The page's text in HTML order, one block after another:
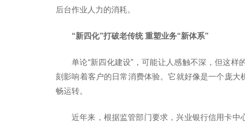
后台作业人力的消耗。
“新四化”打破老传统 重塑业务“新体系”
单论“新四化建设”，可能让人感触不深，但这
刻影响着客户的日常消费体验。它就好像是一个庞
畅运转。
近年来，根据监管部门要求，兴业银行信用卡中